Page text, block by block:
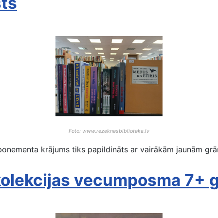
Foto: www.rezeknesbiblioteka.lv
krājums tiks papildināts ar vairākām jaunām
vecumposma 7+